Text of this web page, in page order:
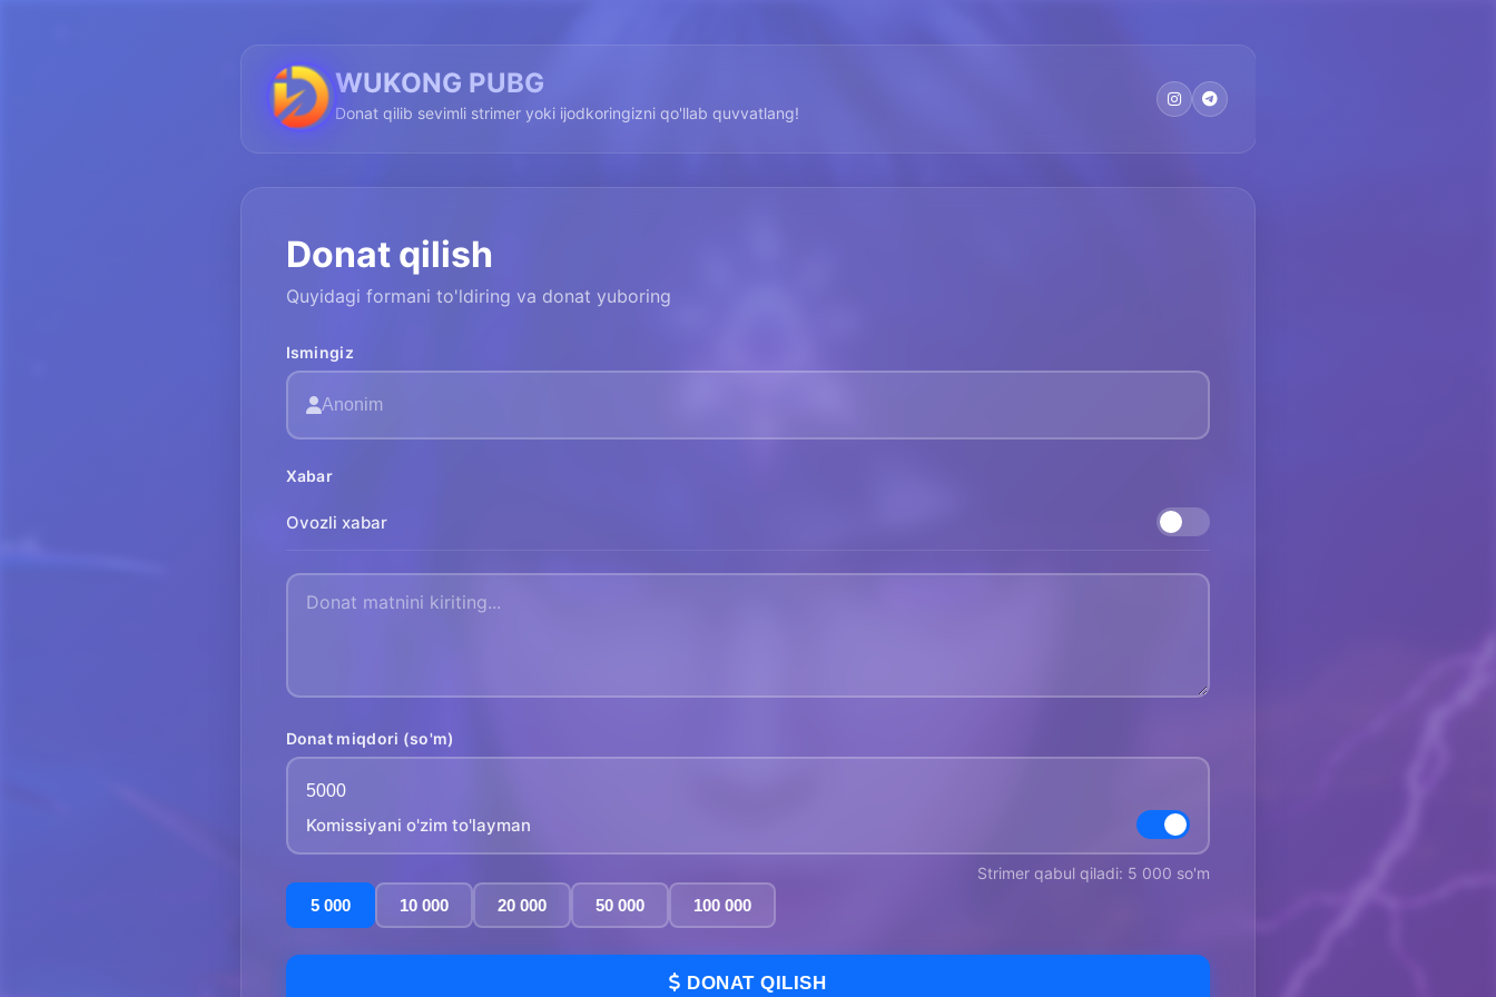
WUKONG PUBG
Donat qilib sevimli strimer yoki ijodkoringizni qo'llab quvvatlang!
Donat qilish
Quyidagi formani to'ldiring va donat yuboring
Ismingiz
Xabar
Ovozli xabar
Donat miqdori (so'm)
Komissiyani o'zim to'layman
Strimer qabul qiladi: 5 000 so'm
5 000
10 000 20 000 50 000 100 000
DONAT QILISH